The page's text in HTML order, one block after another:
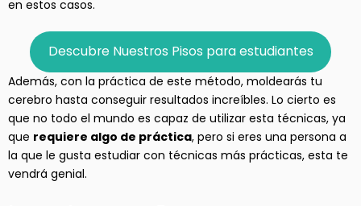
en estos casos.
Descubre Nuestros Pisos para estudiantes
Además, con la práctica de este método, moldearás tu
cerebro hasta conseguir resultados increíbles. Lo cierto es
que no todo el mundo es capaz de utilizar esta técnicas, ya
que requiere algo de práctica, pero si eres una persona a
la que le gusta estudiar con técnicas más prácticas, esta te
vendrá genial.